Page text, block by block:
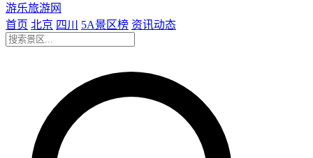
游乐旅游网
首页 北京 四川 5A景区榜 资讯动态